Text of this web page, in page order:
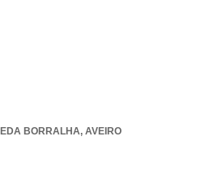
BORRALHA, AVEIRO